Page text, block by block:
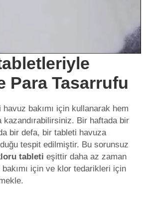
Para Tasarrufu
bakımı için kullanarak hem
kazandırabilirsiniz. Bir haftada bir
bir defa, bir tableti havuza
tespit edilmiştir. Bu sorunsuz
tableti eşittir daha az zaman
için ve klor tedarikleri için